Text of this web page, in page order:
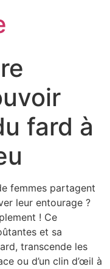
fard à
femmes partagent
leur entourage ?
! Ce
et sa
transcende les
ou d’un clin d’œil à